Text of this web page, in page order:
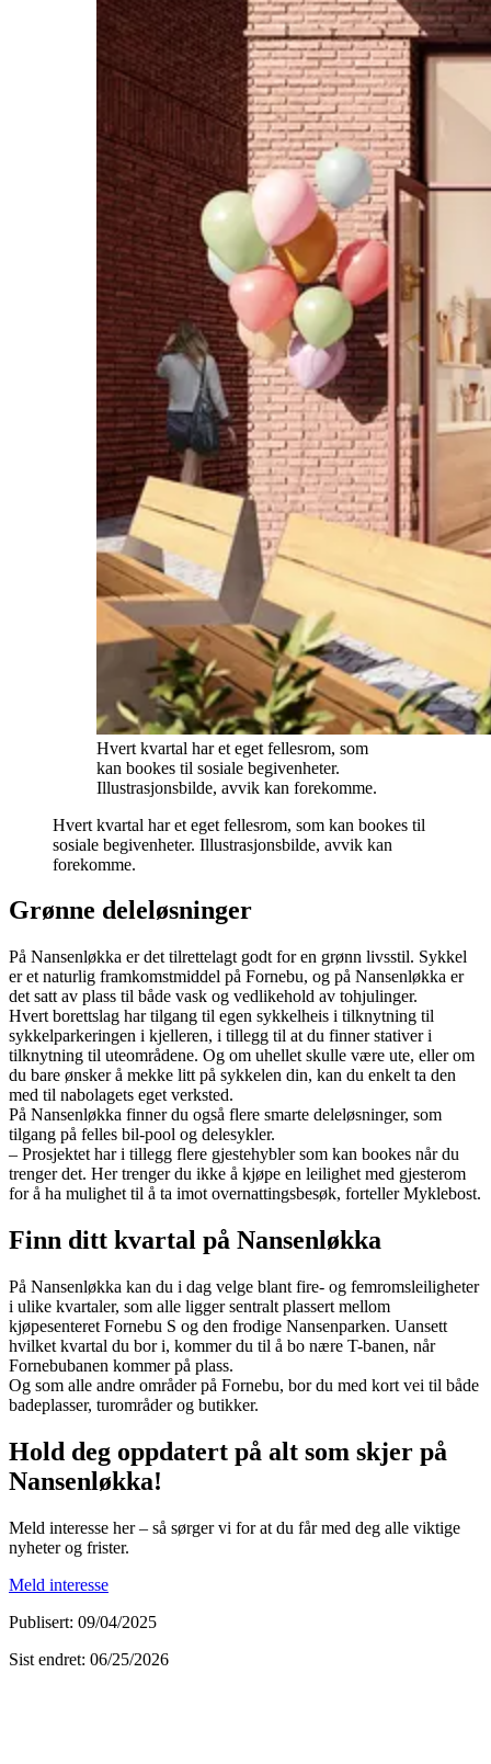
Hvert kvartal har et eget fellesrom, som
kan bookes til sosiale begivenheter.
Illustrasjonsbilde, avvik kan forekomme.
Hvert kvartal har et eget fellesrom, som kan bookes til
sosiale begivenheter. Illustrasjonsbilde, avvik kan
forekomme.
Grønne deleløsninger
På Nansenløkka er det tilrettelagt godt for en grønn livsstil. Sykkel
er et naturlig framkomstmiddel på Fornebu, og på Nansenløkka er
det satt av plass til både vask og vedlikehold av tohjulinger.
Hvert borettslag har tilgang til egen sykkelheis i tilknytning til
sykkelparkeringen i kjelleren, i tillegg til at du finner stativer i
tilknytning til uteområdene. Og om uhellet skulle være ute, eller om
du bare ønsker å mekke litt på sykkelen din, kan du enkelt ta den
med til nabolagets eget verksted.
På Nansenløkka finner du også flere smarte deleløsninger, som
tilgang på felles bil-pool og delesykler.
– Prosjektet har i tillegg flere gjestehybler som kan bookes når du
trenger det. Her trenger du ikke å kjøpe en leilighet med gjesterom
for å ha mulighet til å ta imot overnattingsbesøk, forteller Myklebost.
Finn ditt kvartal på Nansenløkka
På Nansenløkka kan du i dag velge blant fire- og femromsleiligheter
i ulike kvartaler, som alle ligger sentralt plassert mellom
kjøpesenteret Fornebu S og den frodige Nansenparken. Uansett
hvilket kvartal du bor i, kommer du til å bo nære T-banen, når
Fornebubanen kommer på plass.
Og som alle andre områder på Fornebu, bor du med kort vei til både
badeplasser, turområder og butikker.
Hold deg oppdatert på alt som skjer på
Nansenløkka!
Meld interesse her – så sørger vi for at du får med deg alle viktige
nyheter og frister.
Meld interesse
Publisert: 09/04/2025
Sist endret: 06/25/2026